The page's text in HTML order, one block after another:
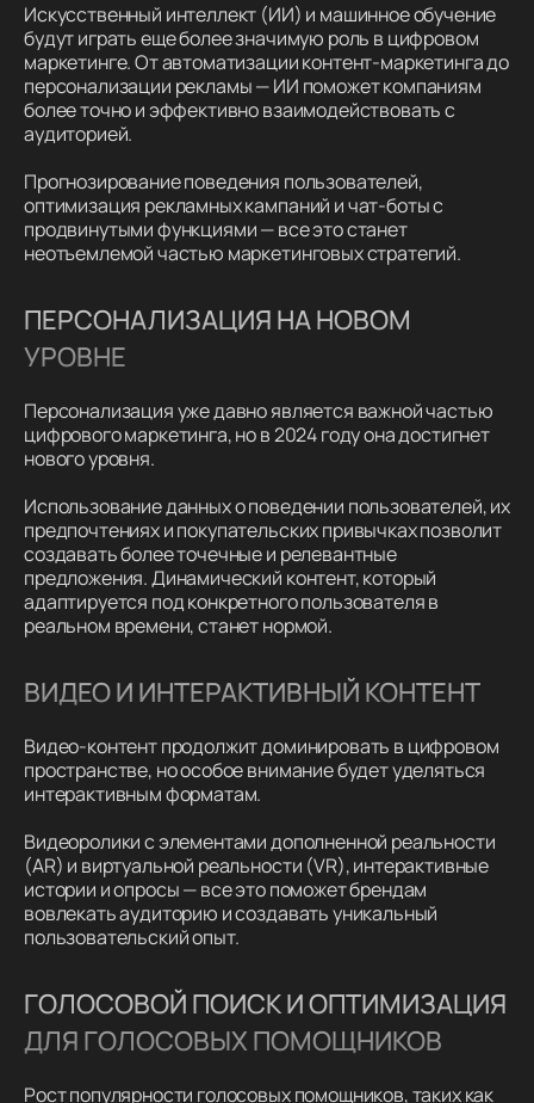
Искусственный интеллект (ИИ) и машинное обучение
будут играть еще более значимую роль в цифровом
маркетинге. От автоматизации контент-маркетинга до
персонализации рекламы — ИИ поможет компаниям
более точно и эффективно взаимодействовать с
аудиторией.
Прогнозирование поведения пользователей,
оптимизация рекламных кампаний и чат-боты с
продвинутыми функциями — все это станет
неотъемлемой частью маркетинговых стратегий.
ПЕРСОНАЛИЗАЦИЯ НА НОВОМ
УРОВНЕ
Персонализация уже давно является важной частью
цифрового маркетинга, но в 2024 году она достигнет
нового уровня.
Использование данных о поведении пользователей, их
предпочтениях и покупательских привычках позволит
создавать более точечные и релевантные
предложения. Динамический контент, который
адаптируется под конкретного пользователя в
реальном времени, станет нормой.
ВИДЕО И ИНТЕРАКТИВНЫЙ КОНТЕНТ
Видео-контент продолжит доминировать в цифровом
пространстве, но особое внимание будет уделяться
интерактивным форматам.
Видеоролики с элементами дополненной реальности
(AR) и виртуальной реальности (VR), интерактивные
истории и опросы — все это поможет брендам
вовлекать аудиторию и создавать уникальный
пользовательский опыт.
ГОЛОСОВОЙ ПОИСК И ОПТИМИЗАЦИЯ
ДЛЯ ГОЛОСОВЫХ ПОМОЩНИКОВ
Рост популярности голосовых помощников, таких как